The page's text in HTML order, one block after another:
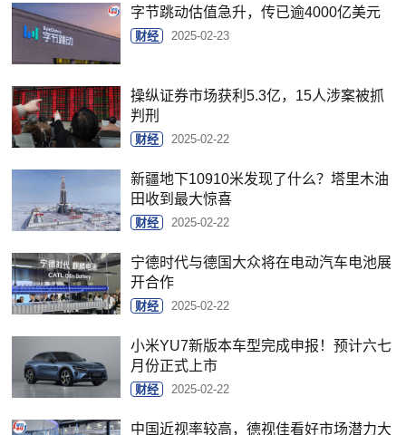
字节跳动估值急升，传已逾4000亿美元
财经 2025-02-23
操纵证券市场获利5.3亿，15人涉案被抓
判刑
财经 2025-02-22
新疆地下10910米发现了什么？塔里木油
田收到最大惊喜
财经 2025-02-22
宁德时代与德国大众将在电动汽车电池展
开合作
财经 2025-02-22
小米YU7新版本车型完成申报！预计六七
月份正式上市
财经 2025-02-22
中国近视率较高，德视佳看好市场潜力大